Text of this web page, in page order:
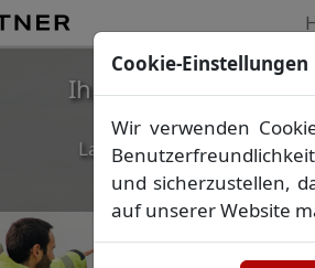
Ihr
Wir
Lageplan▪Absteckung▪
Grenzfeststellung
▪
Cookie-Einstellungen
Wir verwenden
und sicherzustellen,
auf unserer Website